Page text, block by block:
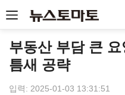
부동산 부담 큰
틈새 공략
입력: 2025-01-03 13:31:51